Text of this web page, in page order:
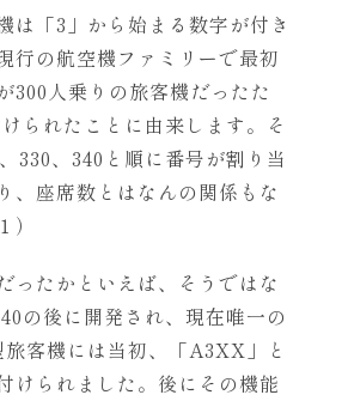
は「3」から始まる数字が付き
行の航空機ファミリーで最初
300人乗りの旅客機だったた
られたことに由来します。そ
330、340と順に番号が割り当
、座席数とはなんの関係もな
ったかといえば、そうではな
の後に開発され、現在唯一の
客機には当初、「A3XX」と
けられました。後にその機能